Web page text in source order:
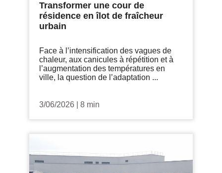
Transformer une cour de
résidence en îlot de fraîcheur
urbain
Face à l’intensification des vagues de
chaleur, aux canicules à répétition et à
l’augmentation des températures en
ville, la question de l’adaptation ...
3/06/2026 8 min